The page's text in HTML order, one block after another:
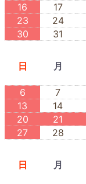
16
17
23
24
30
31
日
月
6
7
13
14
20
21
27
28
日
月